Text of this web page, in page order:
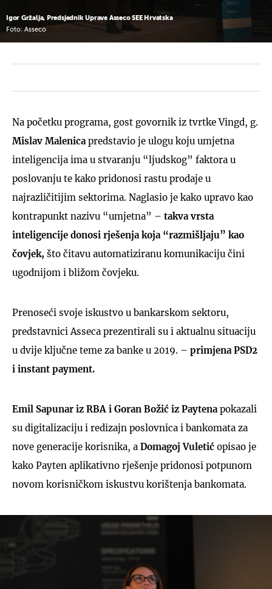
Igor Gržalja, Predsjednik Uprave Asseco SEE Hrvatska
Foto: Asseco
Na početku programa, gost govornik iz tvrtke Vingd, g.
Mislav Malenicapredstavio je ulogu koju umjetna
inteligencija ima u stvaranju “ljudskog” faktora u
poslovanju te kako pridonosi rastu prodaje u
najrazličitijim sektorima. Naglasio je kako upravo kao
kontrapunkt nazivu “umjetna” – takva vrsta
inteligencije donosi rješenja koja “razmišljaju” kao
čovjek, što čitavu automatiziranu komunikaciju čini
ugodnijom i bližom čovjeku.
Prenoseći svoje iskustvo u bankarskom sektoru,
predstavnici Asseca prezentirali su i aktualnu situaciju
u dvije ključne teme za banke u 2019. – primjena PSD2
i instant payment.
Emil Sapunar iz RBA i Goran Božić iz Paytenapokazali
su digitalizaciju i redizajn poslovnica i bankomata za
nove generacije korisnika, a Domagoj Vuletić opisao je
kako Payten aplikativno rješenje pridonosi potpunom
novom korisničkom iskustvu korištenja bankomata.